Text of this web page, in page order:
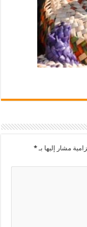
مشار إليها بـ*